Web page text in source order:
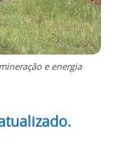
e energia